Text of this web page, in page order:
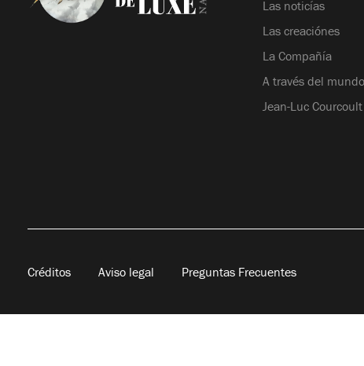
Las noticías
Las creaciónes
La Compañía
A través del mundo
Jean-Luc Courcoult
Créditos Aviso legal Preguntas Frecuentes